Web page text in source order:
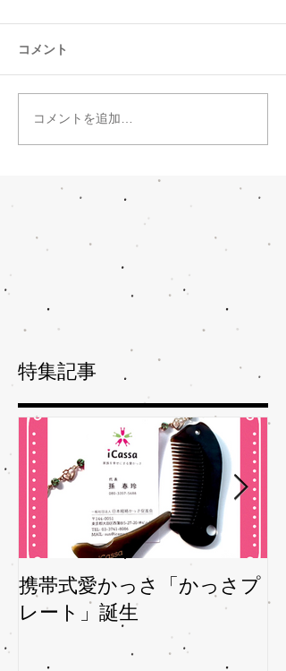
コメント
コメントを追加…
特集記事
携帯式愛かっさ「かっさプ
レート」誕生